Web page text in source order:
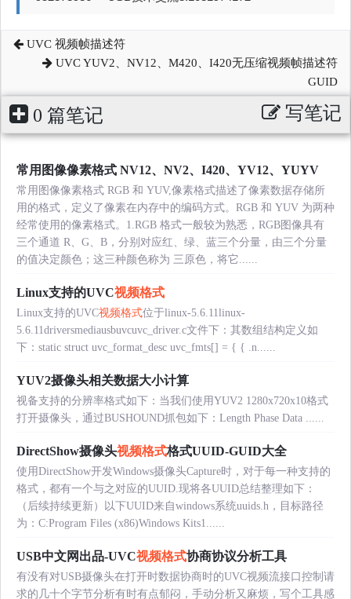
UVC 视频帧描述符
UVC YUV2、NV12、M420、I420无压缩视频帧描述符
GUID
0 篇笔记 写笔记
常用图像像素格式 NV12、NV2、I420、YV12、YUYV
常用图像像素格式 RGB 和 YUV,像素格式描述了像素数据存储所
用的格式，定义了像素在内存中的编码方式。RGB 和 YUV 为两种
经常使用的像素格式。1.RGB 格式一般较为熟悉，RGB图像具有
三个通道 R、G、B，分别对应红、绿、蓝三个分量，由三个分量
的值决定颜色；这三种颜色称为 三原色，将它......
Linux支持的UVC视频格式
Linux支持的UVC视频格式位于linux-5.6.11linux-
5.6.11driversmediausbuvcuvc_driver.c文件下：其数组结构定义如
下：static struct uvc_format_desc uvc_fmts[] = { { .n......
YUV2摄像头相关数据大小计算
视备支持的分辨率格式如下：当我们使用YUV2 1280x720x10格式
打开摄像头，通过BUSHOUND抓包如下：Length Phase Data ......
DirectShow摄像头视频格式格式UUID-GUID大全
使用DirectShow开发Windows摄像头Capture时，对于每一种支持的
格式，都有一个与之对应的UUID.现将各UUID总结整理如下：
（后续持续更新）以下UUID来自windows系统uuids.h，目标路径
为：C:Program Files (x86)Windows Kits1......
USB中文网出品-UVC视频格式协商协议分析工具
有没有对USB摄像头在打开时数据协商时的UVC视频流接口控制请
求的几十个字节分析有时有点郁闷，手动分析又麻烦，写个工具感